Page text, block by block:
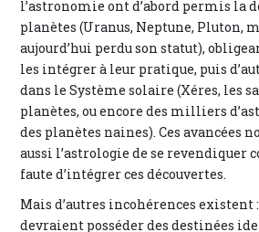
l’astronomie ont d’abord permis la
planètes (Uranus, Neptune, Pluton,
aujourd’hui perdu son statut),
les intégrer à leur pratique, puis
dans le Système solaire (Xéres, les
planètes, ou encore des milliers
des planètes naines). Ces avancées
aussi l’astrologie de se revendiquer
faute d’intégrer ces découvertes.
Mais d’autres incohérences existent
devraient posséder des destinées